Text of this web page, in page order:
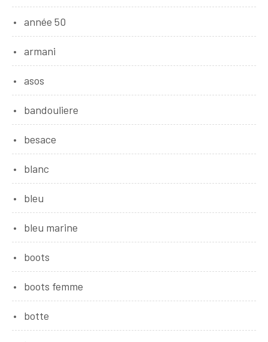
année 50
armani
asos
bandouliere
besace
blanc
bleu
bleu marine
boots
boots femme
botte